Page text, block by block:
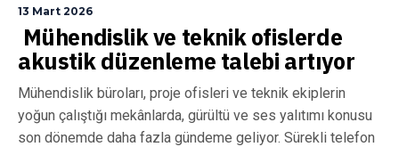
13 Mart 2026
Mühendislik ve teknik ofislerde
akustik düzenleme talebi artıyor
Mühendislik büroları, proje ofisleri ve teknik ekiplerin
yoğun çalıştığı mekânlarda, gürültü ve ses yalıtımı konusu
son dönemde daha fazla gündeme geliyor. Sürekli telefon